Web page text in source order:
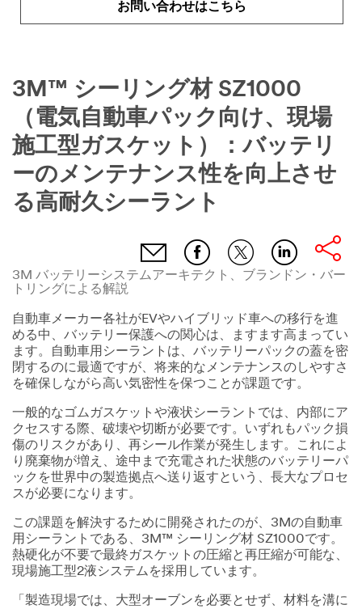
お問い合わせはこちら
3M™ シーリング材 SZ1000
（電気自動車パック向け、現場
施工型ガスケット）：バッテリ
ーのメンテナンス性を向上させ
る高耐久シーラント
3M バッテリーシステムアーキテクト、ブランドン・バー
トリングによる解説
自動車メーカー各社がEVやハイブリッド車への移行を進
める中、バッテリー保護への関心は、ますます高まってい
ます。自動車用シーラントは、バッテリーパックの蓋を密
閉するのに最適ですが、将来的なメンテナンスのしやすさ
を確保しながら高い気密性を保つことが課題です。
一般的なゴムガスケットや液状シーラントでは、内部にア
クセスする際、破壊や切断が必要です。いずれもパック損
傷のリスクがあり、再シール作業が発生します。これによ
り廃棄物が増え、途中まで充電された状態のバッテリーパ
ックを世界中の製造拠点へ送り返すという、長大なプロセ
スが必要になります。
この課題を解決するために開発されたのが、3Mの自動車
用シーラントである、3M™ シーリング材 SZ1000です。
熱硬化が不要で最終ガスケットの圧縮と再圧縮が可能な、
現場施工型2液システムを採用しています。
「製造現場では、大型オーブンを必要とせず、材料を溝に